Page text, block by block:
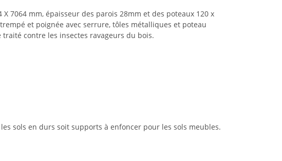
7064 mm, épaisseur des parois 28mm et des poteaux 120 x
et poignée avec serrure, tôles métalliques et poteau
contre les insectes ravageurs du bois.
sols en durs soit supports à enfoncer pour les sols meubles.